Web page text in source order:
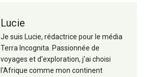
Lucie
Je suis Lucie, rédactrice pour le média
Terra Incognita. Passionnée de
voyages et d'exploration, j'ai choisi
l'Afrique comme mon continent